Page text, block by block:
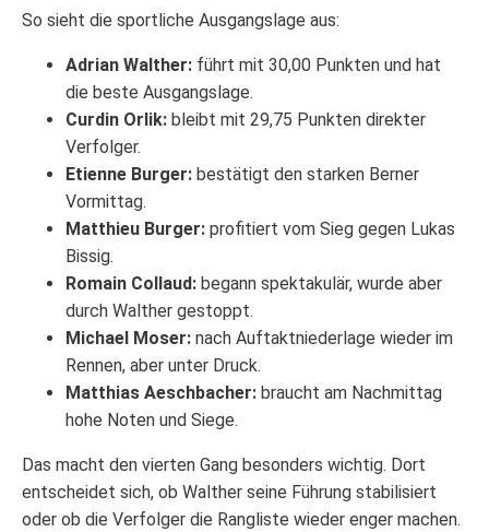
So sieht die sportliche Ausgangslage aus:
Adrian Walther: führt mit 30,00 Punkten und hat
die beste Ausgangslage.
Curdin Orlik: bleibt mit 29,75 Punkten direkter
Verfolger.
Etienne Burger: bestätigt den starken Berner
Vormittag.
Matthieu Burger: profitiert vom Sieg gegen Lukas
Bissig.
Romain Collaud: begann spektakulär, wurde aber
durch Walther gestoppt.
Michael Moser: nach Auftaktniederlage wieder im
Rennen, aber unter Druck.
Matthias Aeschbacher: braucht am Nachmittag
hohe Noten und Siege.
Das macht den vierten Gang besonders wichtig. Dort
entscheidet sich, ob Walther seine Führung stabilisiert
oder ob die Verfolger die Rangliste wieder enger machen.